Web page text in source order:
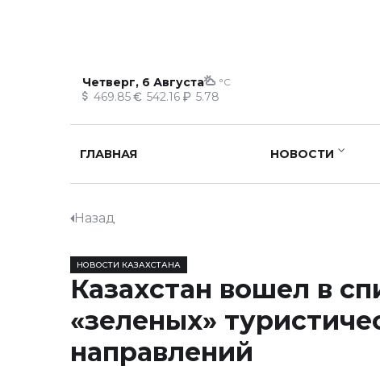
Четверг, 6 Августа °C
469.85 542.16 5.78
ГЛАВНАЯ НОВОСТИ
Назад
НОВОСТИ КАЗАХСТАНА
Казахстан вошел в
«зеленых»
направлений